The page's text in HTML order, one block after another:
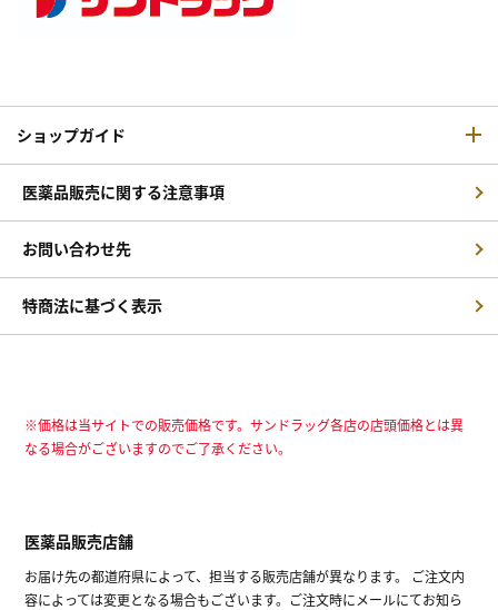
ショップガイド
医薬品販売に関する注意事項
お問い合わせ先
特商法に基づく表示
※価格は当サイトでの販売価格です。サンドラッグ各店の店頭価格とは異
なる場合がございますのでご了承ください。
医薬品販売店舗
お届け先の都道府県によって、担当する販売店舗が異なります。 ご注文内
容によっては変更となる場合もございます。ご注文時にメールにてお知ら